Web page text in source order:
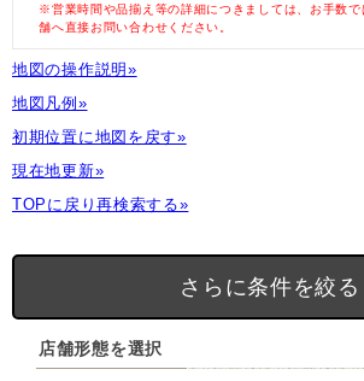
※営業時間や品揃え等の詳細につきましては、お手数で
舗へ直接お問い合わせください。
地図の操作説明»
地図凡例»
初期位置に地図を戻す»
現在地更新»
TOPに戻り再検索する»
さらに条件を絞る
店舗形態を選択